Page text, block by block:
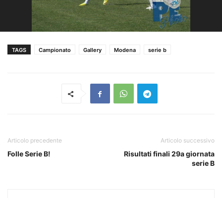
TAGS Campionato Gallery Modena serie b
Articolo precedente
Folle Serie B!
Articolo successivo
Risultati finali 29a giornata
serie B